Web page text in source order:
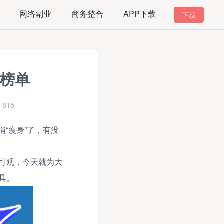
网络副业 商务整合 APP下载 下载
单
815
瘦身”了，有没
观，今天就为大